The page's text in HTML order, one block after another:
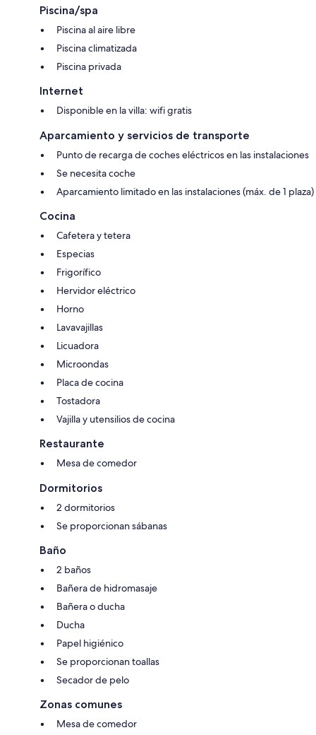
A menos de 500 m de la villa hay un hermoso hotel de 4 * con spa
zona alrededor del hotel, encontrará una selección de bares y
restaurantes ... a unos 300 m al otro lado de la villa hay más tiendas y
una familia de 4 o dos parejas que desean disfrutar de una villa de lujo
para sus vacaciones.
Piscina/spa
Piscina al aire libre
Piscina climatizada
Piscina privada
Internet
Disponible en la villa: wifi gratis
Aparcamiento y servicios de transporte
Punto de recarga de coches eléctricos en las instalaciones
Se necesita coche
Aparcamiento limitado en las instalaciones (máx. de 1 plaza)
Cocina
Cafetera y tetera
Especias
Frigorífico
Hervidor eléctrico
Horno
Lavavajillas
Licuadora
Microondas
Placa de cocina
Tostadora
Vajilla y utensilios de cocina
Restaurante
Mesa de comedor
Dormitorios
2 dormitorios
Se proporcionan sábanas
Baño
2 baños
Bañera de hidromasaje
Bañera o ducha
Ducha
Papel higiénico
Se proporcionan toallas
Secador de pelo
Zonas comunes
Mesa de comedor